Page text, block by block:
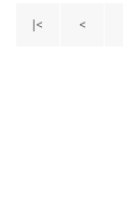
|< <